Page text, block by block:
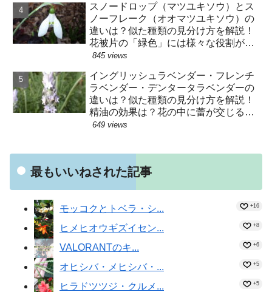
スノードロップ（マツユキソウ）とス
ノーフレーク（オオマツユキソウ）の
違いは？似た種類の見分け方を解説！
花被片の「緑色」には様々な役割があ
った！？
845 views
イングリッシュラベンダー・フレンチ
ラベンダー・デンタータラベンダーの
違いは？似た種類の見分け方を解説！
精油の効果は？花の中に蕾が交じるの
はなぜ？種子はヒツジが運んでい
649 views
最もいいねされた記事
モッコクとトベラ・シ... +16
ヒメヒオウギズイセン... +8
VALORANTのキ... +6
オヒシバ・メヒシバ・... +5
ヒラドツツジ・クルメ... +5